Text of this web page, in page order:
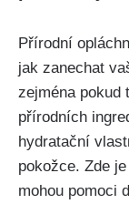
Přírodní
⁤jak zanechat
zejména pokud
přírodních
hydratační
pokožce. Zde
mohou pomoci